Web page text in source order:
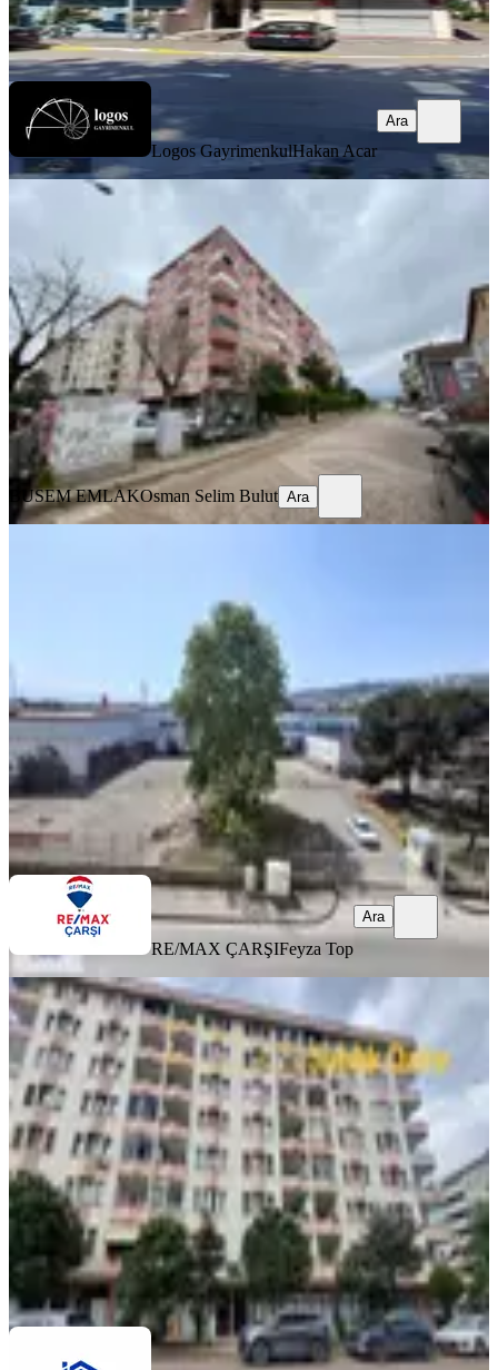
Logos GayrimenkulHakan Acar
Ara
Logos GayrimenkulHakan Acar
Ara
MANZARALI
Busem Emlaktan İzmit İn Kalbinde
3+1 - 130 M2 Arakat Daire
İzmit, Körfez Mahallesi
3+1 ·130 m²·4. Kat·02.07.2026
2.600.000 ₺2.650.000 ₺
BUSEM EMLAKOsman Selim Bulut
Ara
BUSEM EMLAKOsman Selim Bulut Ara
İzmit, Körfez Mahallesi
110 m²· 3. Kat·
3.250.000 ₺
RE/MAX ÇARŞI Feyza Top
Ara
RE/MAX ÇARŞIFeyza Top
Ara
MANZARALI
%4
Kocaeli İzmit Körfez 42 Evler Mah
Satılık Arakat 3+1 Daire
İzmit, Körfez Mahallesi
3+1· 130 m²·5. Kat·14.05.2026
2.990.000 ₺3.100.000 ₺
Logo İzz GayrimenkulSedat Kaba
Ara